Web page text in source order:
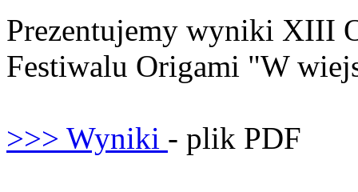
Prezentujemy wyniki XIII
Festiwalu Origami "W
>>> Wyniki - plik PDF